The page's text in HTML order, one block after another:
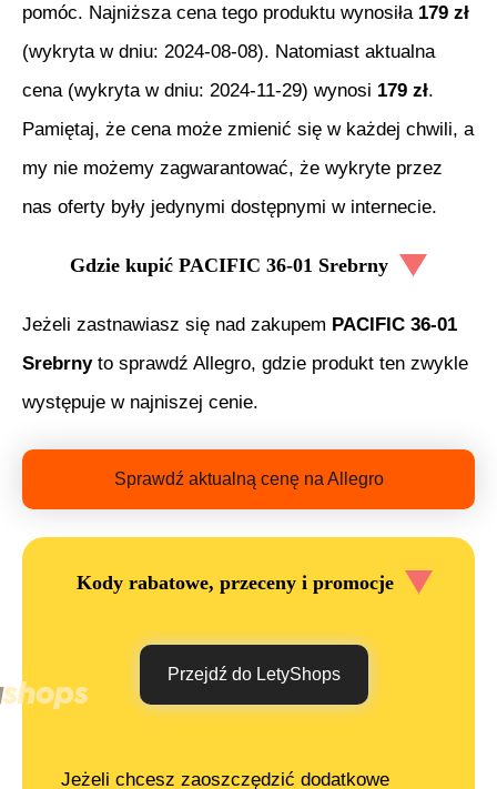
pomóc. Najniższa cena tego produktu wynosiła 179 zł
(wykryta w dniu: 2024-08-08). Natomiast aktualna
cena (wykryta w dniu: 2024-11-29) wynosi 179 zł.
Pamiętaj, że cena może zmienić się w każdej chwili, a
my nie możemy zagwarantować, że wykryte przez
nas oferty były jedynymi dostępnymi w internecie.
Gdzie kupić PACIFIC 36-01 Srebrny
Jeżeli zastnawiasz się nad zakupem PACIFIC 36-01
Srebrnyto sprawdź Allegro, gdzie produkt ten zwykle
występuje w najniszej cenie.
Sprawdź aktualną cenę na Allegro
Kody rabatowe, przeceny i promocje
Przejdź do LetyShops
Jeżeli chcesz zaoszczędzić dodatkowe